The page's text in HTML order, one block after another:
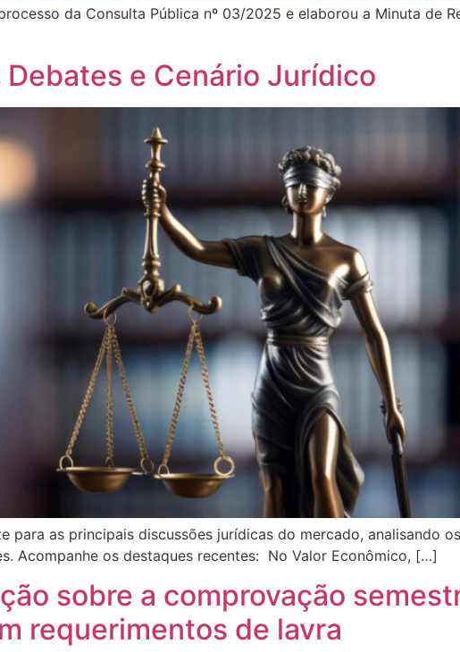
da Consulta Pública nº 03/2025 e elaborou a Minuta de
e Cenário Jurídico
para as principais discussões jurídicas do mercado, analisando
Acompanhe os destaques recentes: No Valor Econômico, […]
sobre a comprovação
requerimentos de lavra